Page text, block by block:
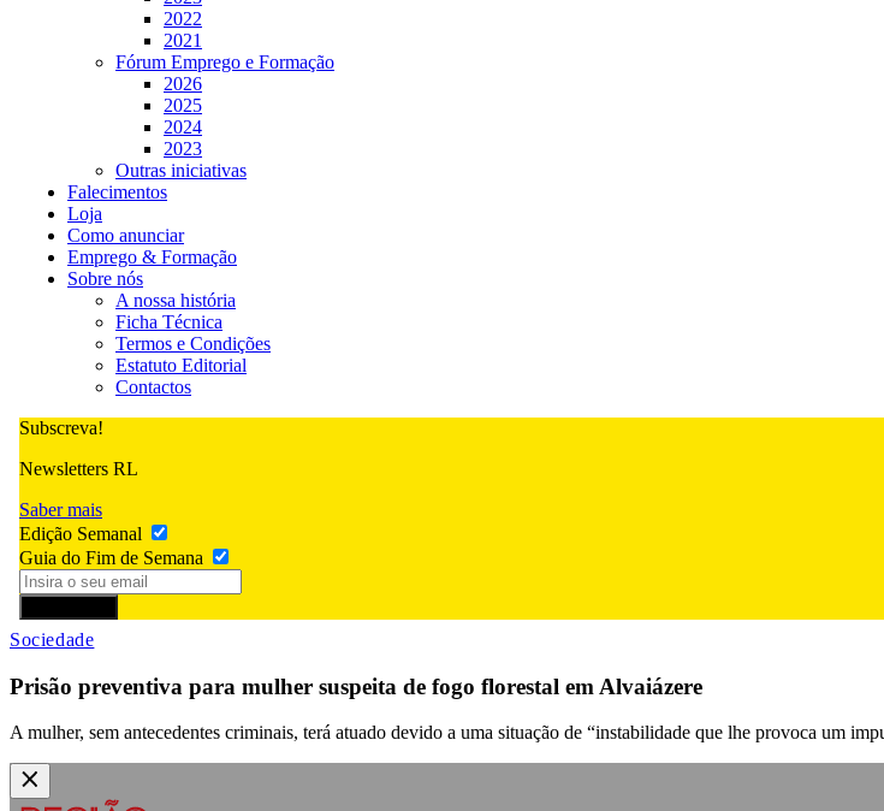
2022
2021
Fórum Emprego e Formação
2026
2025
2024
2023
Outras iniciativas
Falecimentos
Loja
Como anunciar
Emprego & Formação
Sobre nós
A nossa história
Ficha Técnica
Termos e Condições
Estatuto Editorial
Contactos
Subscreva!
Newsletters RL
Saber mais
Edição Semanal
Guia do Fim de Semana
Sociedade
Prisão preventiva para mulher suspeita de fogo florestal em Alvaiázere
A mulher, sem antecedentes criminais, terá atuado devido a uma situação de “instabilidade que lhe provoca um